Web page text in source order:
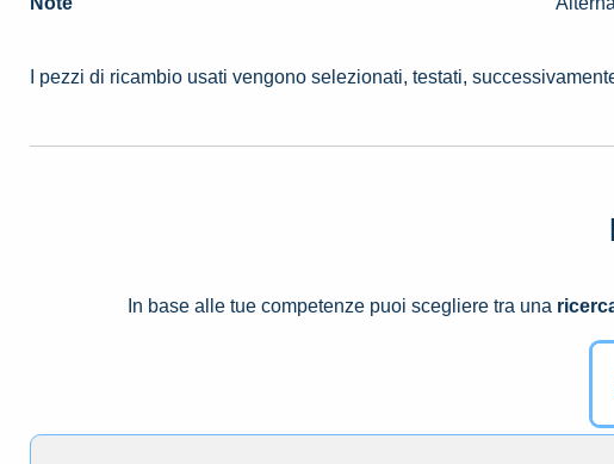
I pezzi di ricambio usati vengono selezionati, testati,
In base alle tue competenze puoi scegliere tra una